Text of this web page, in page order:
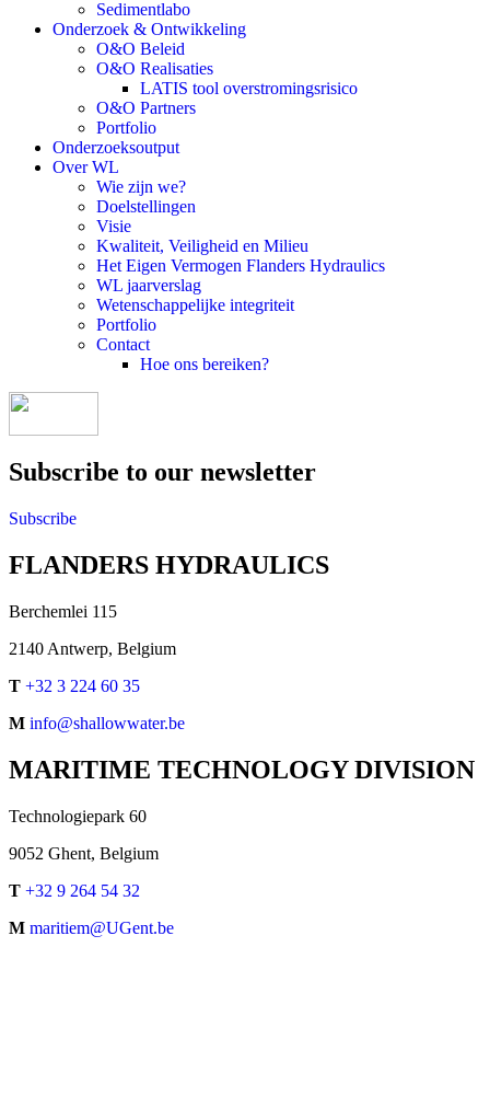
Sedimentlabo
Onderzoek & Ontwikkeling
O&O Beleid
O&O Realisaties
LATIS tool overstromingsrisico
O&O Partners
Portfolio
Onderzoeksoutput
Over WL
Wie zijn we?
Doelstellingen
Visie
Kwaliteit, Veiligheid en Milieu
Het Eigen Vermogen Flanders Hydraulics
WL jaarverslag
Wetenschappelijke integriteit
Portfolio
Contact
Hoe ons bereiken?
Subscribe to our newsletter
Subscribe
FLANDERS HYDRAULICS
Berchemlei 115
2140 Antwerp, Belgium
T +32 3 224 60 35
M info@shallowwater.be
MARITIME TECHNOLOGY DIVISION
Technologiepark 60
9052 Ghent, Belgium
T +32 9 264 54 32
M maritiem@UGent.be